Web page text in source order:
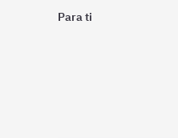
Para ti